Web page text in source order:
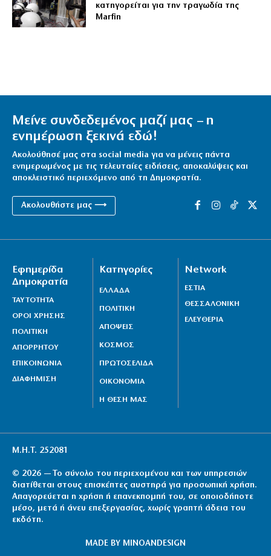
κατηγορείται για την τραγωδία της
Marfin
Μείνε συνδεδεμένος μαζί μας – η
ενημέρωση ξεκινά εδώ!
Ακολούθησέ μας στα social media για να μένεις πάντα
ενημερωμένος με τις τελευταίες ειδήσεις, αποκαλύψεις και
αποκλειστικό περιεχόμενο από τη Δημοκρατία.
Ακολουθήστε μας ⟶
Εφημερίδα
Δημοκρατία
ΤΑΥΤΟΤΗΤΑ
ΟΡΟΙ ΧΡΗΣΗΣ
ΠΟΛΙΤΙΚΗ
ΑΠΟΡΡΗΤΟΥ
ΕΠΙΚΟΙΝΩΝΙΑ
ΔΙΑΦΗΜΙΣΗ
Κατηγορίες
ΕΛΛΑΔΑ
ΠΟΛΙΤΙΚΗ
ΑΠΟΨΕΙΣ
ΚΟΣΜΟΣ
ΠΡΩΤΟΣΕΛΙΔΑ
ΟΙΚΟΝΟΜΙΑ
Η ΘΕΣΗ ΜΑΣ
Network
ΕΣΤΙΑ
ΘΕΣΣΑΛΟΝΙΚΗ
ΕΛΕΥΘΕΡΙΑ
Μ.Η.Τ. 252081
© 2026 — Το σύνολο του περιεχομένου και των υπηρεσιών
διατίθεται στους επισκέπτες αυστηρά για προσωπική χρήση.
Απαγορεύεται η χρήση ή επανεκπομπή του, σε οποιοδήποτε
μέσο, μετά ή άνευ επεξεργασίας, χωρίς γραπτή άδεια του
εκδότη.
MADE BY MINOANDESIGN